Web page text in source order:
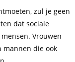
zul je geen
dat sociale
Vrouwen
mannen die ook